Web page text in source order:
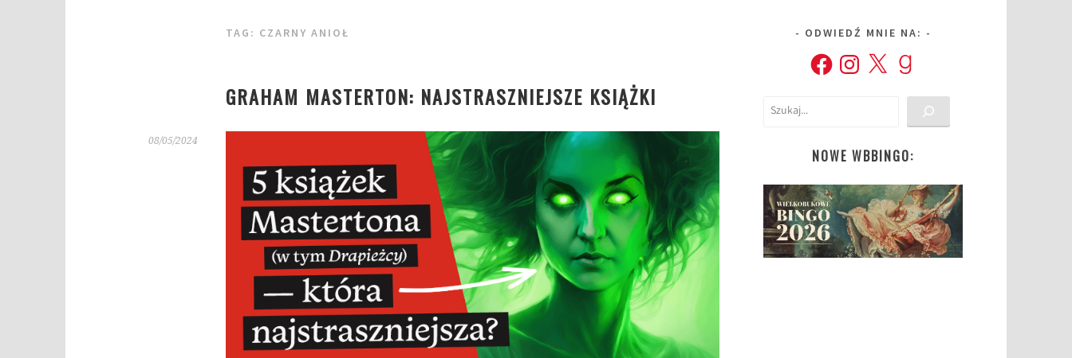
TAG: CZARNY ANIOŁ
GRAHAM MASTERTON: NAJSTRASZNIEJSZE KSIĄŻKI
08/05/2024
ODWIEDŹ MNIE NA:
FacebookInstagram
X Goodreads
Szukaj
NOWE WBBINGO: